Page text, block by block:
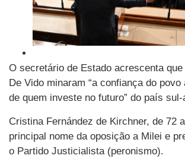
O secretário de Estado acrescenta
De Vido minaram “a confiança do povo
de quem investe no futuro” do país
Cristina Fernández de Kirchner, de 72
principal nome da oposição a Milei e
o Partido Justicialista (peronismo).